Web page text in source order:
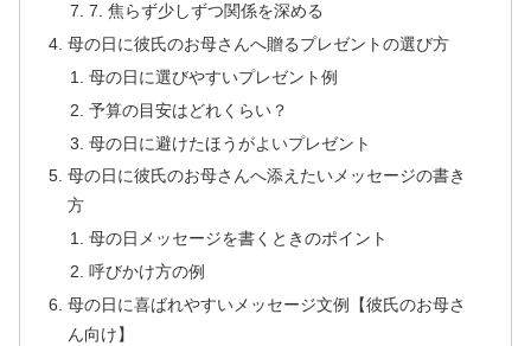
7. 焦らず少しずつ関係を深める
母の日に彼氏のお母さんへ贈るプレゼントの選び方
母の日に選びやすいプレゼント例
予算の目安はどれくらい？
母の日に避けたほうがよいプレゼント
母の日に彼氏のお母さんへ添えたいメッセージの書き
方
母の日メッセージを書くときのポイント
呼びかけ方の例
母の日に喜ばれやすいメッセージ文例【彼氏のお母さ
ん向け】